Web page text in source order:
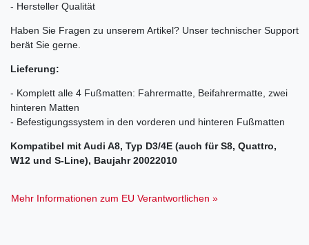
- Hersteller Qualität
Haben Sie Fragen zu unserem Artikel? Unser technischer Support
berät Sie gerne.
Lieferung:
- Komplett alle 4 Fußmatten: Fahrermatte, Beifahrermatte, zwei
hinteren Matten
- Befestigungssystem in den vorderen und hinteren Fußmatten
Kompatibel mit Audi A8, Typ D3/4E (auch für S8, Quattro,
W12 und S-Line), Baujahr 20022010
Mehr Informationen zum EU Verantwortlichen »